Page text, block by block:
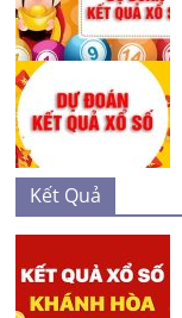
Kết Quả